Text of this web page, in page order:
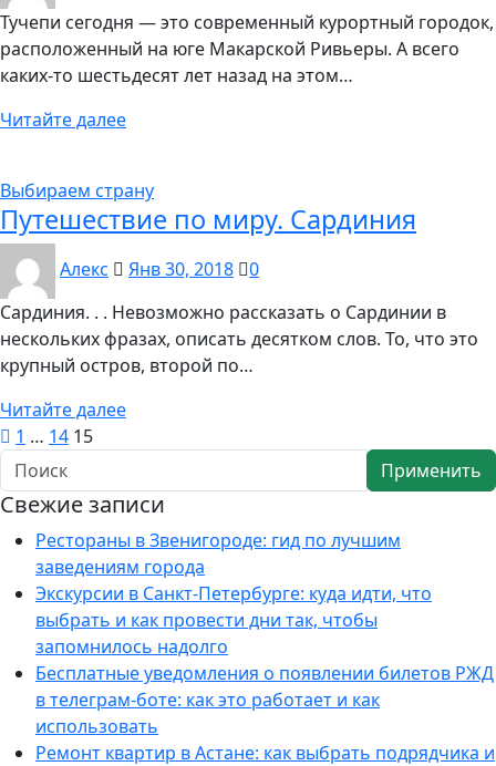
Тучепи сегодня — это современный курортный городок,
расположенный на юге Макарской Ривьеры. А всего
каких-то шестьдесят лет назад на этом…
Читайте далее
Выбираем страну
Путешествие по миру. Сардиния
Алекс Янв 30, 2018
0
Сардиния. . . Невозможно рассказать о Сардинии в
нескольких фразах, описать десятком слов. То, что это
крупный остров, второй по…
Читайте далее
Пагинация
записей
1 … 14 15
Применить
Свежие записи
Рестораны в Звенигороде: гид по лучшим
заведениям города
Экскурсии в Санкт-Петербурге: куда идти, что
выбрать и как провести дни так, чтобы
запомнилось надолго
Бесплатные уведомления о появлении билетов РЖД
в телеграм-боте: как это работает и как
использовать
Ремонт квартир в Астане: как выбрать подрядчика и